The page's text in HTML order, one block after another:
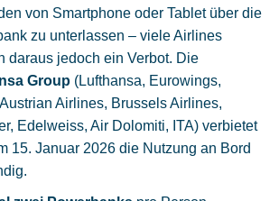
von Smartphone oder Tablet über die
zu unterlassen – viele Airlines
daraus jedoch ein Verbot. Die
Group(Lufthansa, Eurowings,
Airlines, Brussels Airlines,
Edelweiss, Air Dolomiti, ITA) verbietet
15. Januar 2026 die Nutzung an Bord